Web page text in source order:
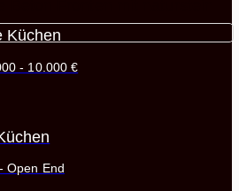
Küchen
- 10.000 €
Open End